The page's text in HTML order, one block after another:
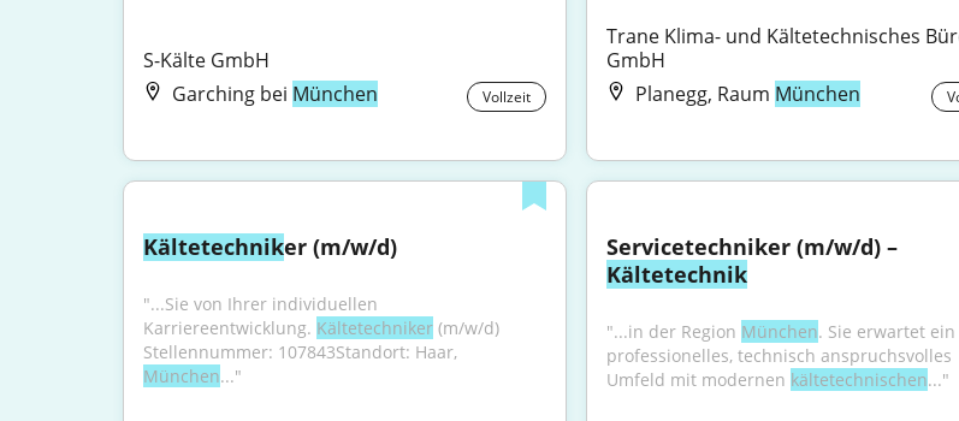
S-Kälte GmbH
Garching bei München Vollzeit
Trane Klima- und Kältetechnisches
GmbH
Planegg, Raum München
Kältetechniker (m/w/d)
"...Sie von Ihrer individuellen
Karriereentwicklung. Kältetechniker (m/w/d)
München..."
Kältetechnik
"...in der Region München. Sie erwartet ein
professionelles, technisch anspruchsvolles
Umfeld mit modernen kältetechnischen..."